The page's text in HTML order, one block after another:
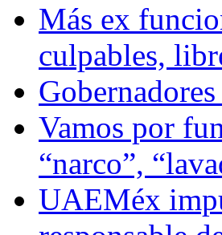
Más ex
culpables,
Vamos por
“narco”,
UAEMéx